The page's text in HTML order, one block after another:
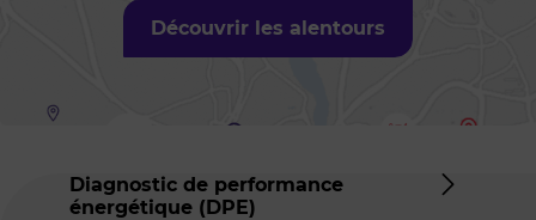
Découvrir les alentours
Diagnostic de performance
énergétique (DPE)